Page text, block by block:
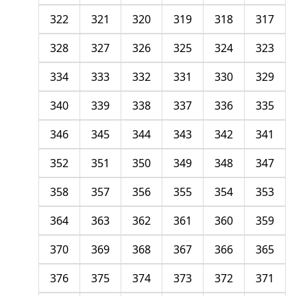
317
318
319
320
321
322
323
324
325
326
327
328
329
330
331
332
333
334
335
336
337
338
339
340
341
342
343
344
345
346
347
348
349
350
351
352
353
354
355
356
357
358
359
360
361
362
363
364
365
366
367
368
369
370
371
372
373
374
375
376